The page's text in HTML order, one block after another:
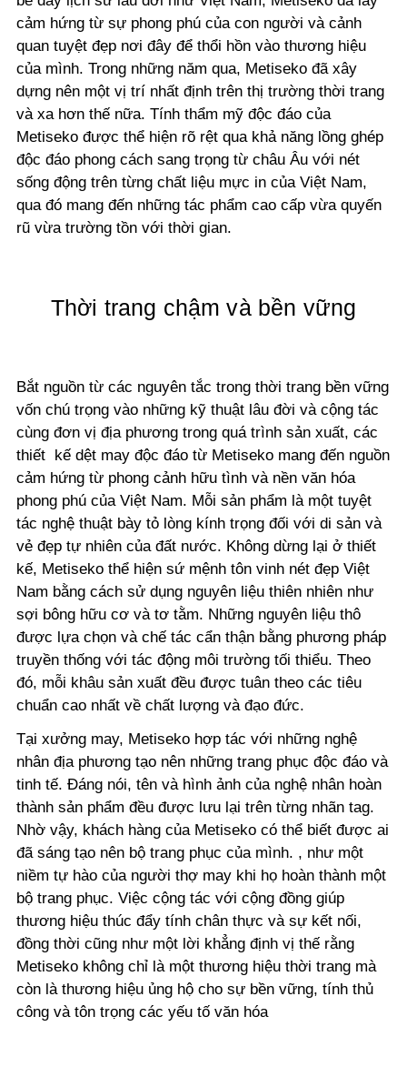
cảm hứng từ sự phong phú của con người và cảnh
quan tuyệt đẹp nơi đây để thổi hồn vào thương hiệu
của mình. Trong những năm qua, Metiseko đã xây
dựng nên một vị trí nhất định trên thị trường thời trang
và xa hơn thế nữa. Tính thẩm mỹ độc đáo của
Metiseko được thể hiện rõ rệt qua khả năng lồng ghép
độc đáo phong cách sang trọng từ châu Âu với nét
sống động trên từng chất liệu mực in của Việt Nam,
qua đó mang đến những tác phẩm cao cấp vừa quyến
rũ vừa trường tồn với thời gian.
Thời trang chậm và bền vững
Bắt nguồn từ các nguyên tắc trong thời trang bền vững
vốn chú trọng vào những kỹ thuật lâu đời và cộng tác
cùng đơn vị địa phương trong quá trình sản xuất, các
thiết kế dệt may độc đáo từ Metiseko mang đến nguồn
cảm hứng từ phong cảnh hữu tình và nền văn hóa
phong phú của Việt Nam. Mỗi sản phẩm là một tuyệt
tác nghệ thuật bày tỏ lòng kính trọng đối với di sản và
vẻ đẹp tự nhiên của đất nước. Không dừng lại ở thiết
kế, Metiseko thể hiện sứ mệnh tôn vinh nét đẹp Việt
Nam bằng cách sử dụng nguyên liệu thiên nhiên như
sợi bông hữu cơ và tơ tằm. Những nguyên liệu thô
được lựa chọn và chế tác cẩn thận bằng phương pháp
truyền thống với tác động môi trường tối thiểu. Theo
đó, mỗi khâu sản xuất đều được tuân theo các tiêu
chuẩn cao nhất về chất lượng và đạo đức.
Tại xưởng may, Metiseko hợp tác với những nghệ
nhân địa phương tạo nên những trang phục độc đáo và
tinh tế. Đáng nói, tên và hình ảnh của nghệ nhân hoàn
thành sản phẩm đều được lưu lại trên từng nhãn tag.
Nhờ vậy, khách hàng của Metiseko có thể biết được ai
đã sáng tạo nên bộ trang phục của mình. , như một
niềm tự hào của người thợ may khi họ hoàn thành một
bộ trang phục. Việc cộng tác với cộng đồng giúp
thương hiệu thúc đẩy tính chân thực và sự kết nối,
đồng thời cũng như một lời khẳng định vị thế rằng
Metiseko không chỉ là một thương hiệu thời trang mà
còn là thương hiệu ủng hộ cho sự bền vững, tính thủ
công và tôn trọng các yếu tố văn hóa